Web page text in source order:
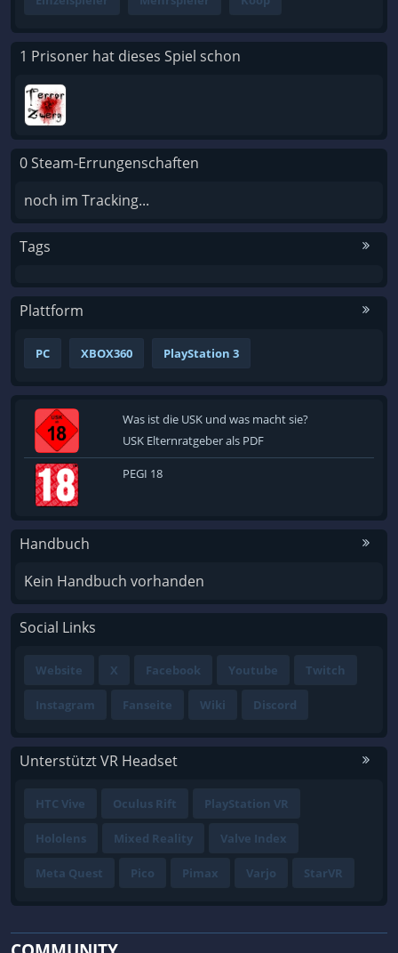
1 Prisoner hat dieses Spiel schon
0 Steam-Errungenschaften
noch im Tracking...
Tags
Plattform
PC XBOX360 PlayStation 3
Was ist die USK und was macht sie?
USK Elternratgeber als PDF
PEGI 18
Handbuch
Kein Handbuch vorhanden
Social Links
Website X Facebook Youtube Twitch
Instagram Fanseite Wiki Discord
Unterstützt VR Headset
HTC Vive Oculus Rift PlayStation VR
Hololens Mixed Reality Valve Index
Meta Quest Pico Pimax Varjo StarVR